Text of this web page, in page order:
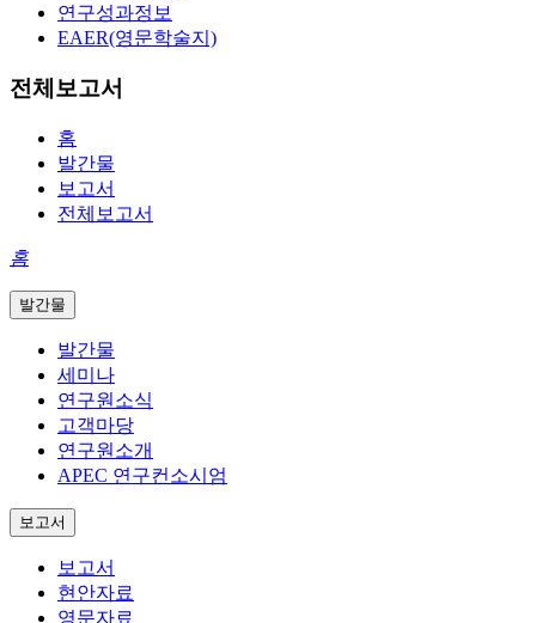
연구성과정보
EAER(영문학술지)
전체보고서
홈
발간물
보고서
전체보고서
홈
발간물
발간물
세미나
연구원소식
고객마당
연구원소개
APEC 연구컨소시엄
보고서
보고서
현안자료
영문자료